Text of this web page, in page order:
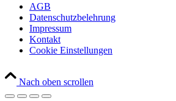
AGB
Datenschutzbelehrung
Impressum
Kontakt
Cookie Einstellungen
Nach oben scrollen